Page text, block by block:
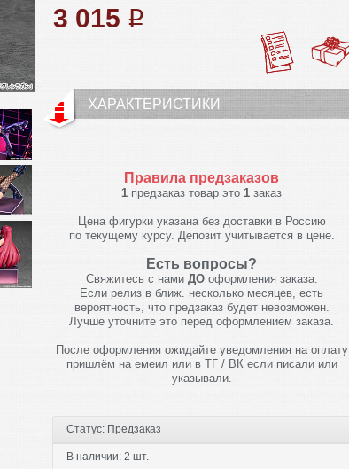
3 015 q
ХАРАКТЕРИСТИКИ
Правила предзаказов
1 предзаказ товар это 1 заказ
Цена фигурки указана без доставки в Россию
по текущему курсу. Депозит учитывается в цене.
Есть вопросы?
Свяжитесь с нами ДОоформления заказа.
Если релиз в ближ. несколько месяцев, есть
вероятность, что предзаказ будет невозможен.
Лучше уточните это перед оформлением заказа.
После оформления ожидайте уведомления на оплату
пришлём на емеил или в ТГ / ВК если писали или
указывали.
Статус: Предзаказ
В наличии: 2 шт.